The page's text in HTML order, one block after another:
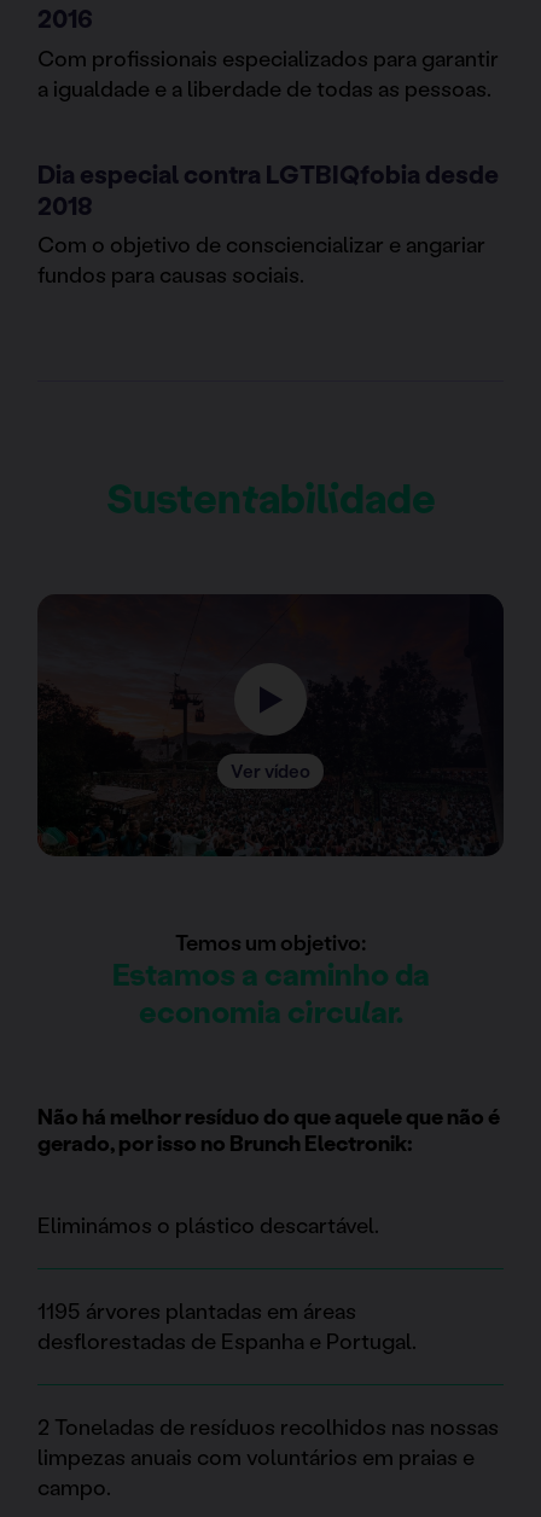
2016
Com profissionais especializados para garantir
a igualdade e a liberdade de todas as pessoas.
Dia especial contra LGTBIQfobia desde
2018
Com o objetivo de consciencializar e angariar
fundos para causas sociais.
Sustentabilidade
Ver vídeo
Temos um objetivo:
Estamos a caminho da
economia circular.
Não há melhor resíduo do que aquele que não é
gerado, por isso no Brunch Electronik:
Eliminámos o plástico descartável.
1195 árvores plantadas em áreas
desflorestadas de Espanha e Portugal.
2 Toneladas de resíduos recolhidos nas nossas
limpezas anuais com voluntários em praias e
campo.